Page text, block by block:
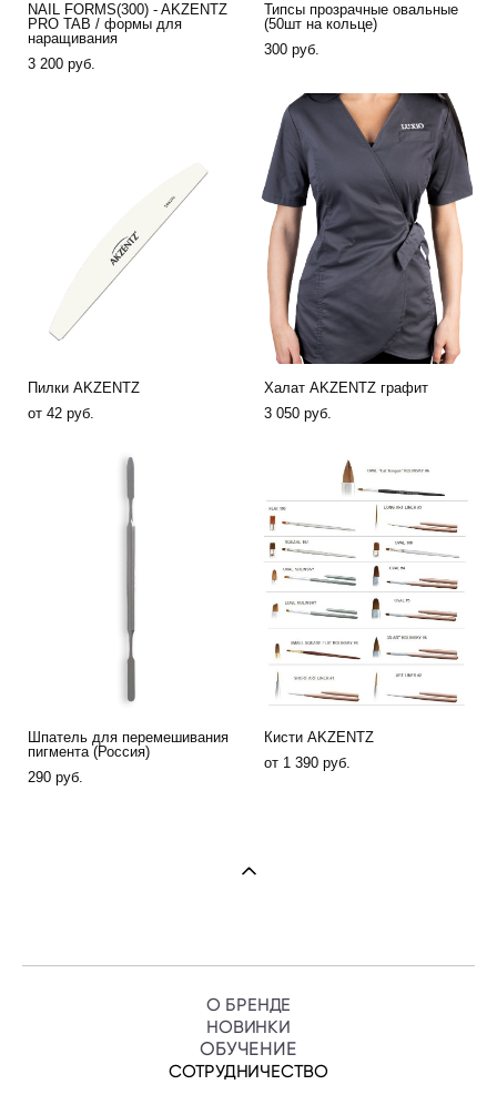
NAIL FORMS(300) - AKZENTZ
PRO TAB / формы для
наращивания
3 200 pуб.
Типсы прозрачные овальные
(50шт на кольце)
300 pуб.
Пилки AKZENTZ
от 42 pуб.
Халат AKZENTZ графит
3 050 pуб.
Шпатель для перемешивания
пигмента (Россия)
290 pуб.
Кисти AKZENTZ
от 1 390 pуб.
О БРЕНДЕ
НОВИНКИ
ОБУЧЕНИЕ
СОТРУДНИЧЕСТВО